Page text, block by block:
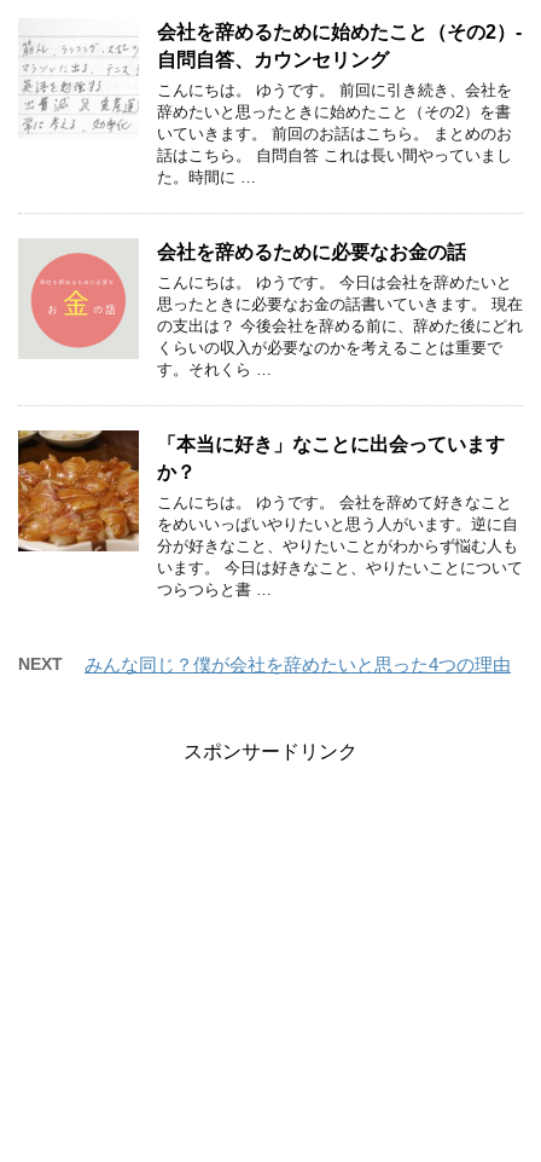
会社を辞めるために始めたこと（その2）-
自問自答、カウンセリング
こんにちは。 ゆうです。 前回に引き続き、会社を
辞めたいと思ったときに始めたこと（その2）を書
いていきます。 前回のお話はこちら。 まとめのお
話はこちら。 自問自答 これは長い間やっていまし
た。時間に …
会社を辞めるために必要なお金の話
こんにちは。 ゆうです。 今日は会社を辞めたいと
思ったときに必要なお金の話書いていきます。 現在
の支出は？ 今後会社を辞める前に、辞めた後にどれ
くらいの収入が必要なのかを考えることは重要で
す。それくら …
「本当に好き」なことに出会っています
か？
こんにちは。 ゆうです。 会社を辞めて好きなこと
をめいいっぱいやりたいと思う人がいます。逆に自
分が好きなこと、やりたいことがわからず悩む人も
います。 今日は好きなこと、やりたいことについて
つらつらと書 …
NEXT みんな同じ？僕が会社を辞めたいと思った4つの理由
スポンサードリンク